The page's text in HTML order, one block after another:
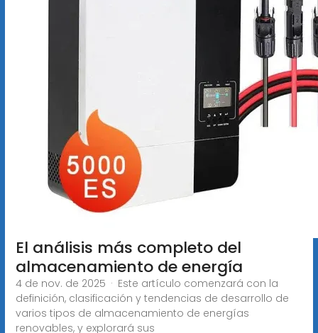
El análisis más completo del
almacenamiento de energía
4 de nov. de 2025 · Este artículo comenzará con la
definición, clasificación y tendencias de desarrollo de
varios tipos de almacenamiento de energías
renovables, y explorará sus